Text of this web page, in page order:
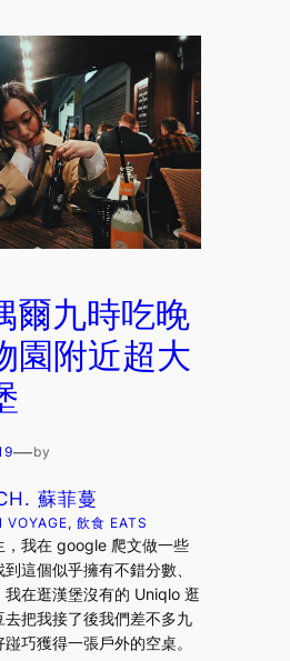
爾九時吃晚
園附近超大
—by
蘇菲蔓
VOYAGE, 飲食 EATS
，我在 google 爬文做一些
這個似乎擁有不錯分數、
我在逛漢堡沒有的 Uniqlo 逛
把我接了後我們差不多九
巧獲得一張戶外的空桌。